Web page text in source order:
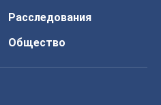
Расследования
Общество